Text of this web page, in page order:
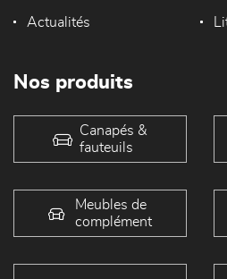
Actualités
Nos produits
Canapés &
fauteuils
Meubles de
complément